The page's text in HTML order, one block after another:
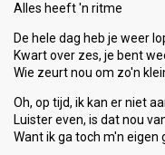
Alles heeft 'n ritme
De hele dag heb je weer
Kwart over zes, je bent
Wie zeurt nou om zo'n
Oh, op tijd, ik kan er niet
Luister even, is dat nou
Want ik ga toch m'n eigen